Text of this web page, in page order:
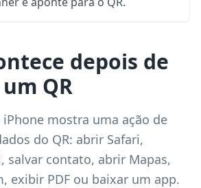
depois de
QR
mostra uma ação de
do QR: abrir Safari,
salvar contato, abrir Mapas,
exibir PDF ou baixar um app.